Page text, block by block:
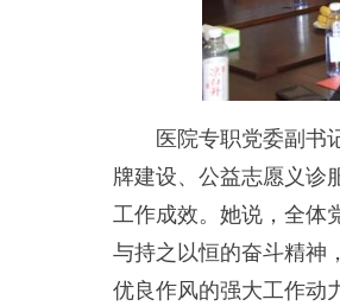
医院专职党委副书记
牌建设、公益志愿义诊
工作成效。她说，全体
与持之以恒的奋斗精神
优良作风的强大工作动